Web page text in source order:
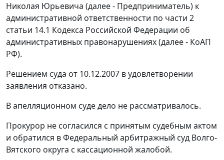
Николая Юрьевича (далее - Предприниматель) к
административной ответственности по части 2
статьи 14.1 Кодекса Российской Федерации об
административных правонарушениях (далее - КоАП
РФ).
Решением суда от 10.12.2007 в удовлетворении
заявления отказано.
В апелляционном суде дело не рассматривалось.
Прокурор не согласился с принятым судебным актом
и обратился в Федеральный арбитражный суд Волго-
Вятского округа с кассационной жалобой.